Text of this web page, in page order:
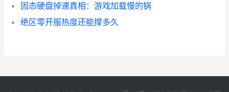
固态硬盘掉速真相：游戏加载慢的锅
绝区零开服热度还能撑多久